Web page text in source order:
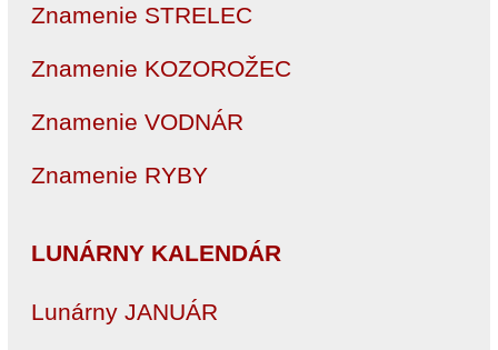
Znamenie STRELEC
Znamenie KOZOROŽEC
Znamenie VODNÁR
Znamenie RYBY
LUNÁRNY KALENDÁR
Lunárny JANUÁR